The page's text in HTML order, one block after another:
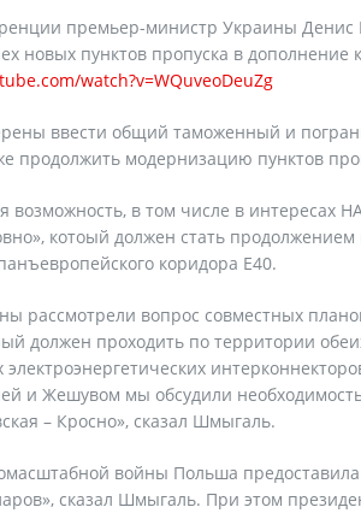
премьер-министр Украины Денис
новых пунктов пропуска в
watch?v=WQuveoDeuZg
ввести общий таможенный и
продолжить модернизацию пунктов
возможность, в том числе в интересах
котоый должен стать продолжением
коридора Е40.
рассмотрели вопрос совместных
должен проходить по территории
и Жешувом мы обсудили
– Кросно», сказал Шмыгаль.
войны Польша
сказал Шмыгаль. При этом